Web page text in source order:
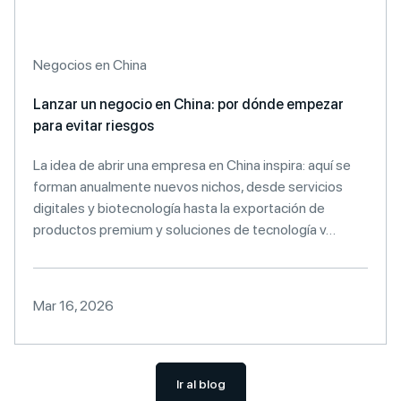
Negocios en China
Lanzar un negocio en China: por dónde empezar
para evitar riesgos
La idea de abrir una empresa en China inspira: aquí se
forman anualmente nuevos nichos, desde servicios
digitales y biotecnología hasta la exportación de
productos premium y soluciones de tecnología v…
Mar 16, 2026
Ir al blog